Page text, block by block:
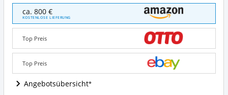
Härkila
gefütterte
Jagdjacke
Herren
Visent
Angebote:
ist
diese
Jagdjacke
ca. 800 €
KOSTENLOSE LIEFERUNG
Top Preis
Top Preis
Angebotsübersicht